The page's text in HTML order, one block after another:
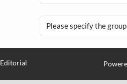
Please specify the group
Editorial